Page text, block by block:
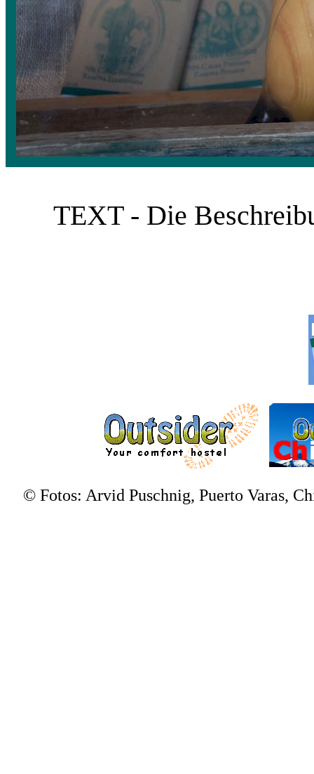
TEXT - Die
© Fotos: Arvid Puschnig, Puerto Varas,